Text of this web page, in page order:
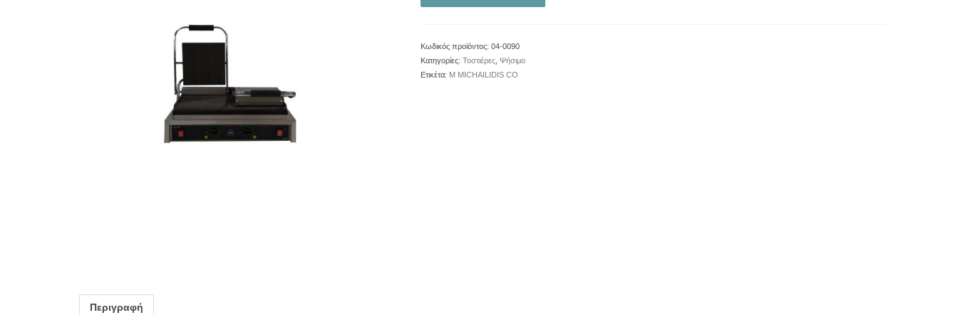
Κωδικός προϊόντος: 04-0090
Κατηγορίες: Τοστιέρες, Ψήσιμο
Ετικέτα: M MICHAILIDIS CO
Περιγραφή